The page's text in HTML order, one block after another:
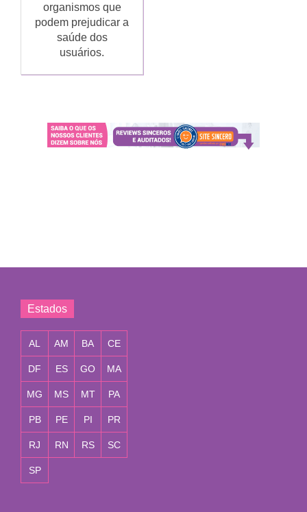
organismos que
podem prejudicar a
saúde dos
usuários.
Estados
AL AM BA CE
DF ES GO MA
MG MS MT PA
PB PE PI PR
RJ RN RS SC
SP